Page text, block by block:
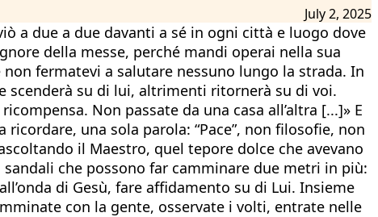
July 2, 2025
a due a due davanti a sé in ogni città e luogo dove
della messe, perché mandi operai nella sua
fermatevi a salutare nessuno lungo la strada. In
scenderà su di lui, altrimenti ritornerà su di voi.
Non passate da una casa all’altra [...]» E
una sola parola: “Pace”, non filosofie, non
il Maestro, quel tepore dolce che avevano
che possono far camminare due metri in più:
di Gesù, fare affidamento su di Lui. Insieme
con la gente, osservate i volti, entrate nelle